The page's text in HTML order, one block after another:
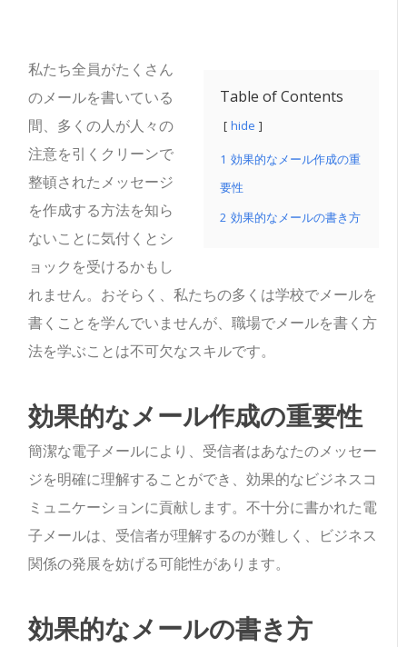
Table of Contents
hide
1 効果的なメール作成の重
要性
2 効果的なメールの書き方
私たち全員がたくさん
のメールを書いている
間、多くの人が人々の
注意を引くクリーンで
整頓されたメッセージ
を作成する方法を知ら
ないことに気付くとシ
ョックを受けるかもし
れません。 おそらく、私たちの多くは学校でメールを
書くことを学んでいませんが、職場でメールを書く方
法を学ぶことは不可欠なスキルです。
効果的なメール作成の重要性
簡潔な電子メールにより、受信者はあなたのメッセー
ジを明確に理解することができ、効果的なビジネスコ
ミュニケーションに貢献します。不十分に書かれた電
子メールは、受信者が理解するのが難しく、ビジネス
関係の発展を妨げる可能性があります。
効果的なメールの書き方